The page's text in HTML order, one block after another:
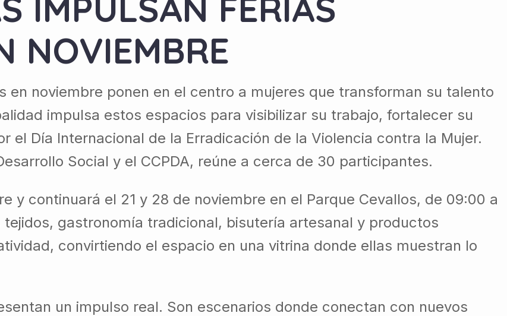
NOVIEMBRE
en noviembre ponen en el centro a mujeres que transforman su talento
impulsa estos espacios para visibilizar su trabajo, fortalecer su
el Día Internacional de la Erradicación de la Violencia contra la Mujer.
Social y el CCPDA, reúne a cerca de 30 participantes.
y continuará el 21 y 28 de noviembre en el Parque Cevallos, de 09:00 a
tejidos, gastronomía tradicional, bisutería artesanal y productos
convirtiendo el espacio en una vitrina donde ellas muestran lo
un impulso real. Son escenarios donde conectan con nuevos